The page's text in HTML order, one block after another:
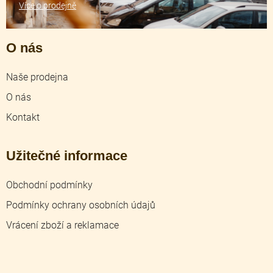
O nás
Naše prodejna
O nás
Kontakt
Užitečné informace
Obchodní podmínky
Podmínky ochrany osobních údajů
Vrácení zboží a reklamace
Více o prodejně